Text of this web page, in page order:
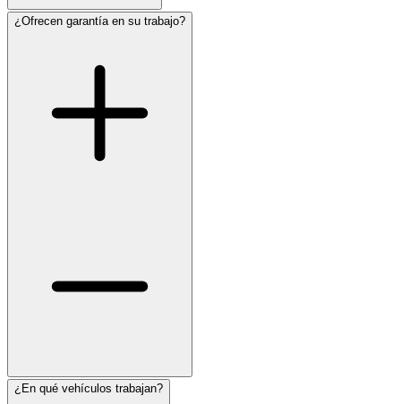
¿Ofrecen garantía en su trabajo?
¿En qué vehículos trabajan?